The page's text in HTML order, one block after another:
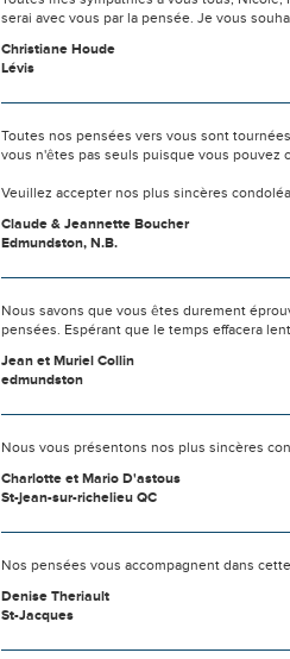
serai avec vous par la pensée. Je vous
Christiane Houde
Lévis
Toutes nos pensées vers vous sont
vous n'êtes pas seuls puisque vous pouvez
Veuillez accepter nos plus sincères
Claude & Jeannette Boucher
Edmundston, N.B.
Nous savons que vous êtes durement
pensées. Espérant que le temps effacera
Jean et Muriel Collin
edmundston
Nous vous présentons nos plus sincères
Charlotte et Mario D'astous
St-jean-sur-richelieu QC
Nos pensées vous accompagnent dans
Denise Theriault
St-Jacques